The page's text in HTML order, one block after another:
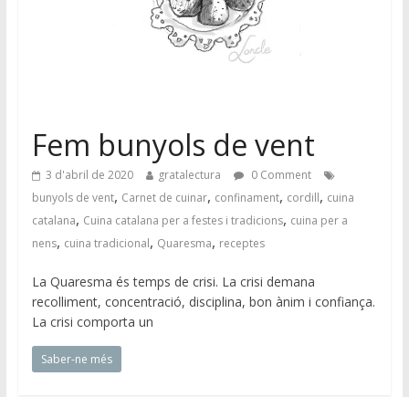
Fem bunyols de vent
3 d'abril de 2020 gratalectura
0 Comment
bunyols de vent, Carnet de cuinar, confinament, cordill, cuina
catalana, Cuina catalana per a festes i tradicions, cuina per a
nens, cuina tradicional, Quaresma, receptes
La Quaresma és temps de crisi. La crisi demana
recolliment, concentració, disciplina, bon ànim i confiança.
La crisi comporta un
Saber-ne més